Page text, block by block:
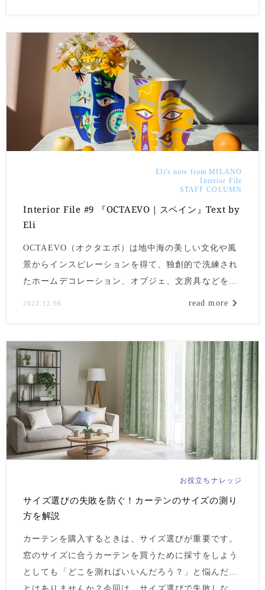
Eli's note from MILANO
Interior File
STAFF COLUMN
Interior File #9 『OCTAEVO｜スペイン』Text by
Eli
OCTAEVO（オクタエボ）は地中海の美しい文化や風
景からインスピレーションを得て、独創的で洗練され
たホームデコレーション、オブジェ、文房具などを手
2023.12.08 read more
お役立ちナレッジ
サイズ選びの失敗を防ぐ！カーテンのサイズの測り
方を解説
カーテンを購入するときは、サイズ選びが重要です。
窓のサイズに合うカーテンを買うために採寸をしよう
としても「どこを測ればいいんだろう？」と悩んだこ